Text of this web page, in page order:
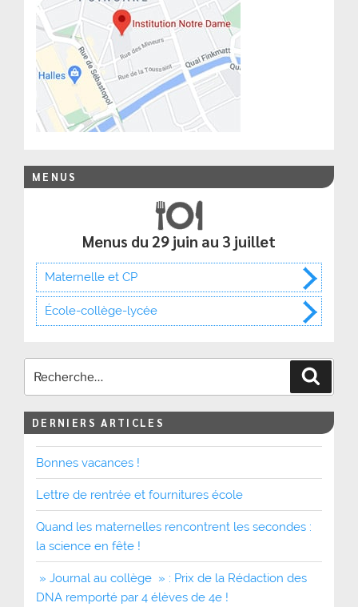
MENUS
Menus du 29 juin au 3 juillet
Maternelle et CP
École-collège-lycée
DERNIERS ARTICLES
Bonnes vacances !
Lettre de rentrée et fournitures école
Quand les maternelles rencontrent les secondes :
la science en fête !
» Journal au collège » : Prix de la Rédaction des
DNA remporté par 4 élèves de 4e !